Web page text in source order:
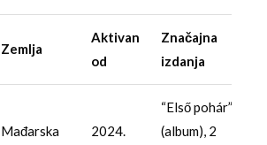
Zemlja
Aktivan
od
Značajna
izdanja
Mađarska 2024.
“Első pohár”
(album), 2